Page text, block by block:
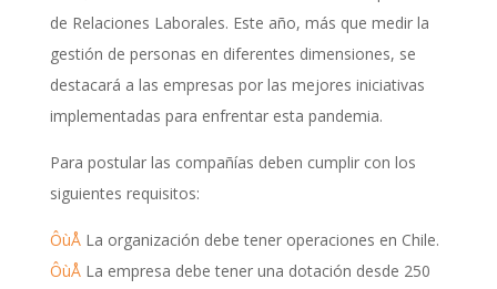
de Relaciones Laborales. Este año, más que medir la
gestión de personas en diferentes dimensiones, se
destacará a las empresas por las mejores iniciativas
implementadas para enfrentar esta pandemia.
Para postular las compañías deben cumplir con los
siguientes requisitos:
ÔùÅLa organización debe tener operaciones en Chile.
ÔùÅLa empresa debe tener una dotación desde 250